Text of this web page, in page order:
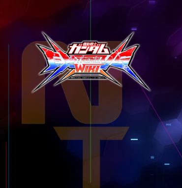
BUTTON PLACEMENT
ゲームパッドボタン配置
TWITTER
ツイッター
YOUTUBE
ユーチューブ